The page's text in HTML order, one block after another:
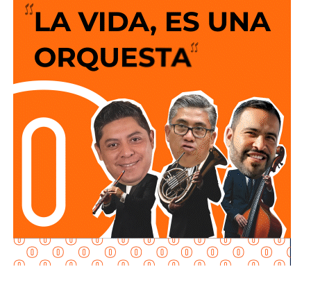
La legislación establecerá que, salvo prueba en contrario,
se presumirá dicha intención cuando el deudor, sin causa
justificada, renuncie a su empleo o solicite licencia sin
goce de sueldo, cuando este constituya su único o
principal medio para obtener ingresos.
Asimismo, se establecen sanciones para quienes, durante
un proceso judicial o existiendo una resolución firme,
enajenen intencionalmente de manera parcial o total sus
bienes con la finalidad de eludir obligaciones alimentarias.
De igual manera, se sancionará a quienes, teniendo
conocimiento de la existencia de una obligación
alimentaria o de un proceso judicial en curso, ayuden al
deudor a ocultar bienes, acepten figurar como titulares
aparentes de estos o realicen actos jurídicos simulados
con el propósito de evitar que se cumplan las
solo sentido de circulación en la avenida de las
Torres, de norponiente a suroriente,
por lo que
los
vehículos que ingresen a la zona de la FENAPO
deberán hacerlo desde Calzada de Guadalup
utilizando esta vialidad como acceso principal. Como
alternativa,
se contará con un acceso secundario por
avenida Simón Díaz, proveniente de avenida de la
Constitución.
Para la salida del recinto,el flujo vehicular se distribuirá
principalmente hacia Circuito Potosí,
mediante la
incorporación desde avenida de las Torres. Como salida
secundaria, los automovilistas podrán continuar por esta
misma vialidad para incorporarse a avenida Simón Díaz,
con dirección a avenida de la Constitución y el
fraccionamiento Simón Díaz.